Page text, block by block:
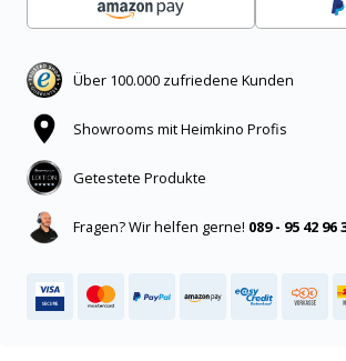
Über 100.000 zufriedene Kunden
Showrooms mit Heimkino Profis
Getestete Produkte
Fragen? Wir helfen gerne! 089 - 95 42 96